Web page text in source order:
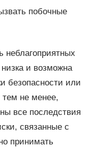
побочные
неблагоприятных
и возможна
безопасности или
тем не менее,
все последствия
связанные с
принимать